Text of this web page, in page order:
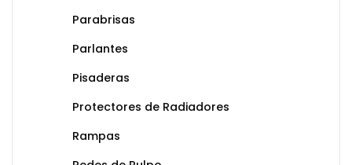
Parabrisas
Parlantes
Pisaderas
Protectores de Radiadores
Rampas